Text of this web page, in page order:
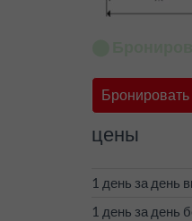
цены
1 день за день
1 день за день